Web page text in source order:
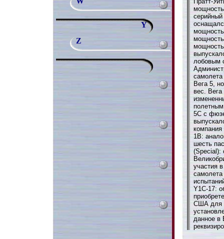
Y
Z
лобовым
самолета
Вега 5,
вес.
5С с
1B:
шесть
(Special):
участия
самолета
Y1С-17:
США для
данное